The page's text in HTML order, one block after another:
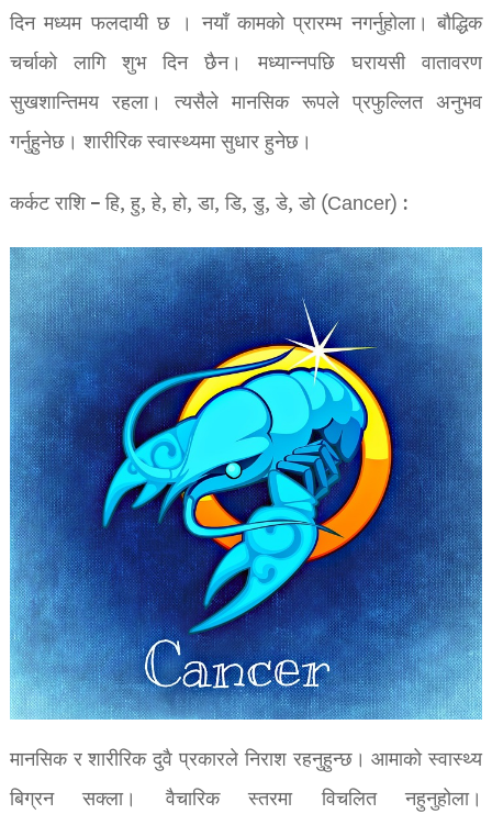
दिन मध्यम फलदायी छ । नयाँ कामको प्रारम्भ नगर्नुहोला। बौद्धिक
चर्चाको लागि शुभ दिन छैन। मध्यान्नपछि घरायसी वातावरण
सुखशान्तिमय रहला। त्यसैले मानसिक रूपले प्रफुल्लित अनुभव
गर्नुहुनेछ। शारीरिक स्वास्थ्यमा सुधार हुनेछ।
कर्कट राशि – हि, हु, हे, हो, डा, डि, डु, डे, डो (Cancer) :
मानसिक र शारीरिक दुवै प्रकारले निराश रहनुहुन्छ। आमाको स्वास्थ्य
बिग्रन सक्ला। वैचारिक स्तरमा विचलित नहुनुहोला।